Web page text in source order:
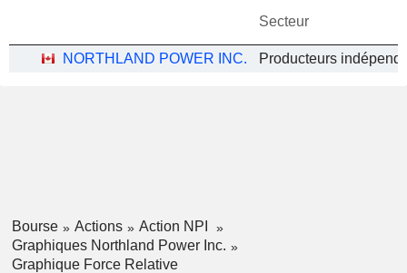
Secteur
NORTHLAND POWER INC.
Bourse Actions
Action NPI
Graphiques Northland Power Inc.
Graphique Force Relative